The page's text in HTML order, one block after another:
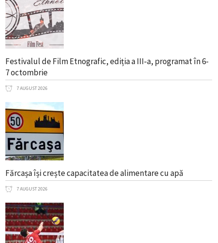
Festivalul de Film Etnografic, ediția a III‑a, programat în 6-
7 octombrie
7 AUGUST 2026
Fărcașa își crește capacitatea de alimentare cu apă
7 AUGUST 2026